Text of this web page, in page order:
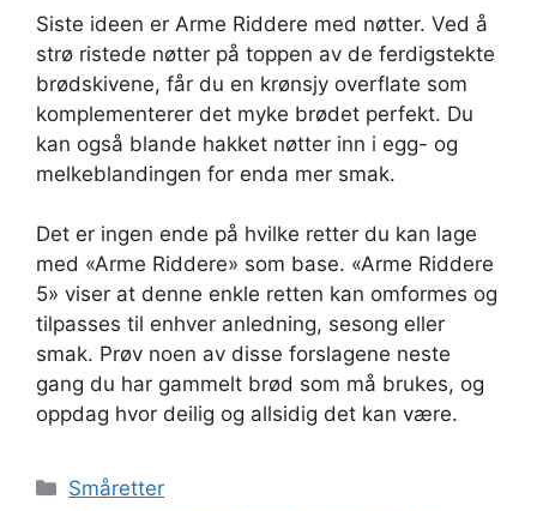
Siste ideen er Arme Riddere med nøtter. Ved å
strø ristede nøtter på toppen av de ferdigstekte
brødskivene, får du en krønsjy overflate som
komplementerer det myke brødet perfekt. Du
kan også blande hakket nøtter inn i egg- og
melkeblandingen for enda mer smak.
Det er ingen ende på hvilke retter du kan lage
med «Arme Riddere» som base. «Arme Riddere
5» viser at denne enkle retten kan omformes og
tilpasses til enhver anledning, sesong eller
smak. Prøv noen av disse forslagene neste
gang du har gammelt brød som må brukes, og
oppdag hvor deilig og allsidig det kan være.
Kategorier
Småretter